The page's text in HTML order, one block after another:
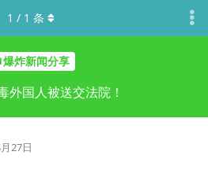
爆炸新闻分享
外国人被送交法院！
1 / 1 条
27日